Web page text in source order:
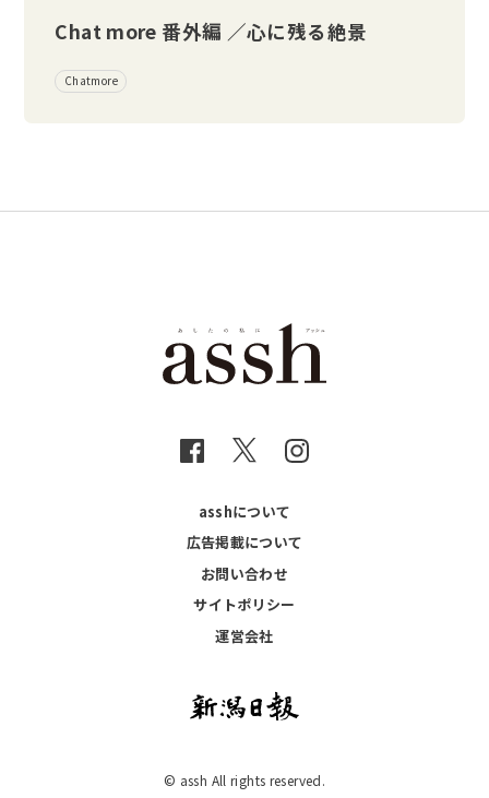
Chat more 番外編 ／心に残る絶景
Chatmore
asshについて
広告掲載について
お問い合わせ
サイトポリシー
運営会社
© assh All rights reserved.